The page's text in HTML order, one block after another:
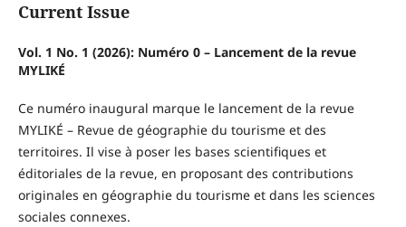
Current Issue
Vol. 1 No. 1 (2026): Numéro 0 – Lancement de la revue
MYLIKÉ
Ce numéro inaugural marque le lancement de la revue
MYLIKÉ – Revue de géographie du tourisme et des
territoires. Il vise à poser les bases scientifiques et
éditoriales de la revue, en proposant des contributions
originales en géographie du tourisme et dans les sciences
sociales connexes.